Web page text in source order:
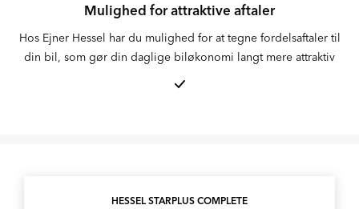
Mulighed for attraktive aftaler
Hos Ejner Hessel har du mulighed for at tegne fordelsaftaler til
din bil, som gør din daglige biløkonomi langt mere attraktiv
HESSEL STARPLUS COMPLETE